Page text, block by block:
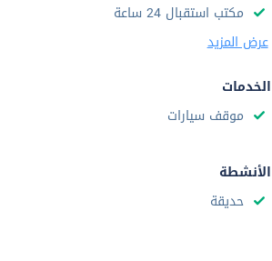
مكتب استقبال 24 ساعة
عرض المزيد
الخدمات
موقف سيارات
الأنشطة
حديقة